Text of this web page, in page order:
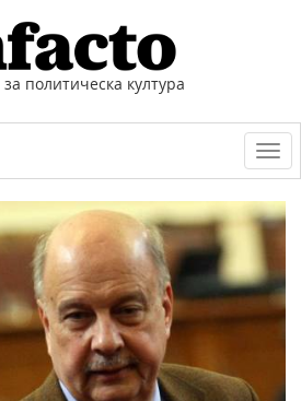
политическа култура